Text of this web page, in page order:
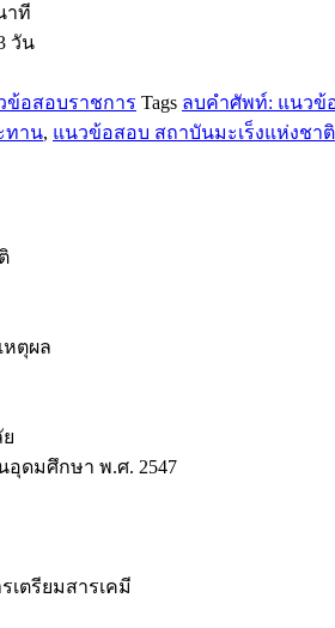
าที
วัน
ข้อสอบราชการ Tags ลบคำศัพท์: แนวข้
ทาน, แนวข้อสอบ สถาบันมะเร็งแห่งชาติ
หตุผล
อุดมศึกษา พ.ศ. 2547
เตรียมสารเคมี